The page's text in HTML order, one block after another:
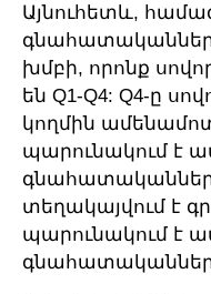
Այնուհետև,
խմբի, որոնք
են Q1-Q4: Q4-ը
կողմին
պարունակում է
տեղակայվում է
պարունակում է